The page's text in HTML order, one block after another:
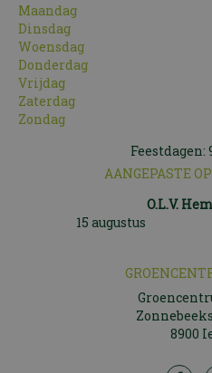
Maandag
Dinsdag
Woensdag
Donderdag
Vrijdag
Zaterdag
Zondag
Feestdagen:
AANGEPASTE
O.L.V.
15 augustus
8900